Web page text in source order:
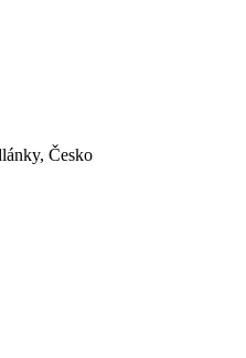
Česko